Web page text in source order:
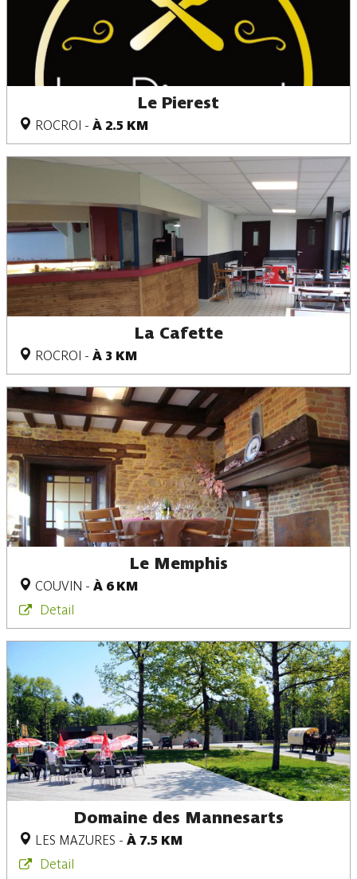
Le Pierest
ROCROI - À 2.5 KM
La Cafette
ROCROI - À 3 KM
Le Memphis
COUVIN - À 6 KM
Detail
Domaine des Mannesarts
LES MAZURES - À 7.5 KM
Detail